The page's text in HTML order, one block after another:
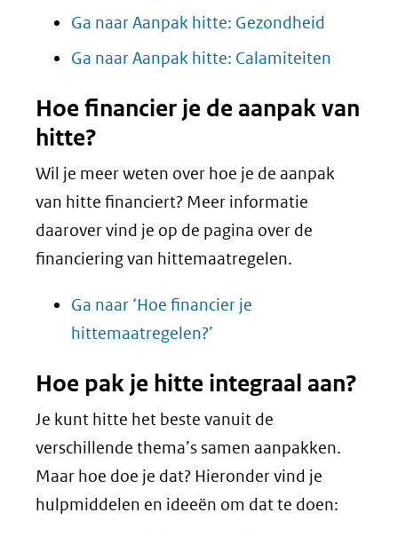
Ga naar Aanpak hitte: Gezondheid
Ga naar Aanpak hitte: Calamiteiten
Hoe financier je de aanpak van
hitte?
Wil je meer weten over hoe je de aanpak
van hitte financiert? Meer informatie
daarover vind je op de pagina over de
financiering van hittemaatregelen.
Ga naar ‘Hoe financier je
hittemaatregelen?’
Hoe pak je hitte integraal aan?
Je kunt hitte het beste vanuit de
verschillende thema’s samen aanpakken.
Maar hoe doe je dat? Hieronder vind je
hulpmiddelen en ideeën om dat te doen: